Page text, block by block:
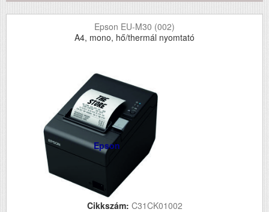
Epson EU-M30 (002)
A4, mono, hő/thermál nyomtató
Epson
Cikkszám: C31CK01002